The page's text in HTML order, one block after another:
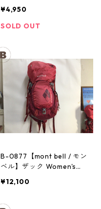
Men's BGOL
¥4,950
SOLD OUT
B-0877【mont bell / モン
ベル】ザック Women's：
¥12,100